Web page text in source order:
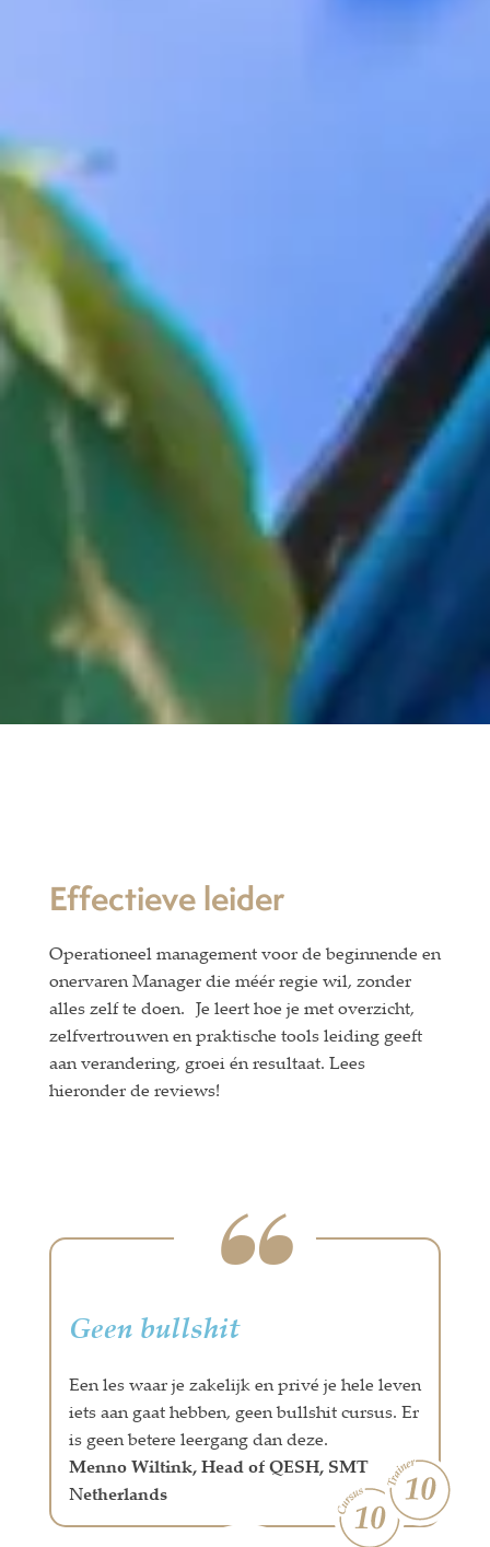
Effectieve leider
Operationeel management voor de beginnende en
onervaren Manager die méér regie wil, zonder
alles zelf te doen. Je leert hoe je met overzicht,
zelfvertrouwen en praktische tools leiding geeft
aan verandering, groei én resultaat. Lees
hieronder de reviews!
Geen bullshit
Een les waar je zakelijk en privé je hele leven
iets aan gaat hebben, geen bullshit cursus. Er
is geen betere leergang dan deze.
Menno Wiltink, Head of QESH, SMT
Netherlands